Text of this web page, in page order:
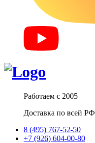
Работаем с 2005
Доставка по всей РФ
8 (495) 767-52-50
+7 (926) 604-00-80